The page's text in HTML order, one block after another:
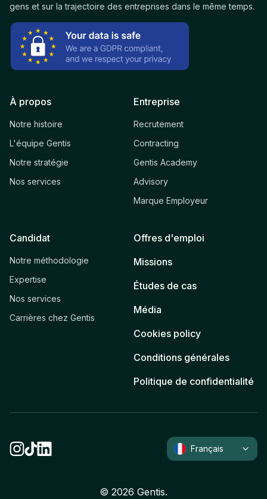
gens et sur la trajectoire des entreprises dans le même temps.
À propos
Notre histoire
L'équipe Gentis
Notre stratégie
Nos services
Entreprise
Recrutement
Contracting
Gentis Academy
Advisory
Marque Employeur
Candidat
Notre méthodologie
Expertise
Nos services
Carrières chez Gentis
Offres d'emploi
Missions
Études de cas
Média
Cookies policy
Conditions générales
Politique de confidentialité
© 2026 Gentis.
Français